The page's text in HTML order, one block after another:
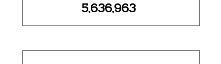
5,636,963